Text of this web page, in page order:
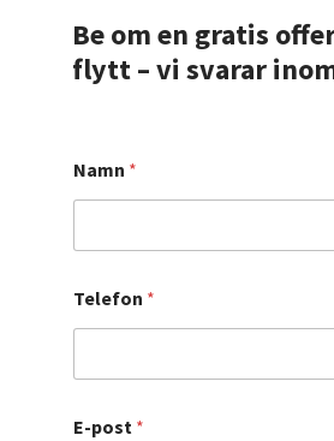
Be om en gratis
flytt – vi svarar
Namn *
Telefon *
E-post *